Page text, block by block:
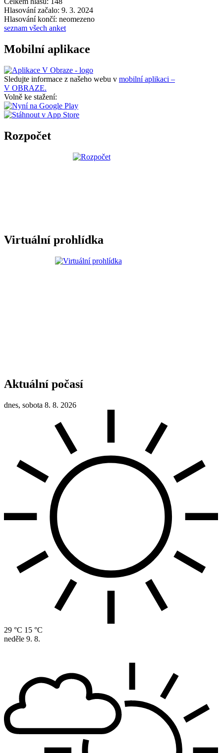
Hlasování začalo: 9. 3. 2024
Hlasování končí: neomezeno
seznam všech anket
Mobilní aplikace
Sledujte informace z našeho webu v mobilní aplikaci –
V OBRAZE.
Volně ke stažení:
Rozpočet
Virtuální prohlídka
Aktuální počasí
dnes, sobota 8. 8. 2026
29 °C 15 °C
neděle 9. 8.